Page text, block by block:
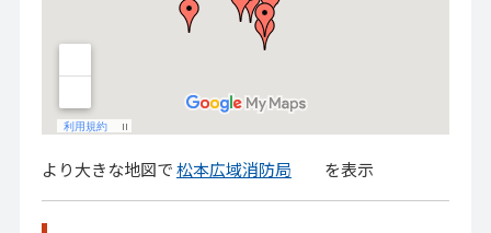
より大きな地図で松本広域消防局 を表示